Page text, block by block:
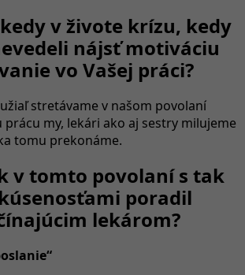
v živote krízu, kedy
nájsť motiváciu
vo Vašej práci?
stretávame v našom povolaní
prácu my, lekári ako aj sestry milujeme
tomu prekonáme.
v tomto povolaní s tak
poradil
lekárom?